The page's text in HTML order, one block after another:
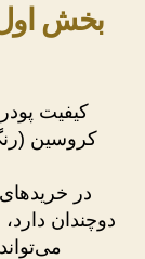
بخش
کیفیت
کروسین
در
دوچندان